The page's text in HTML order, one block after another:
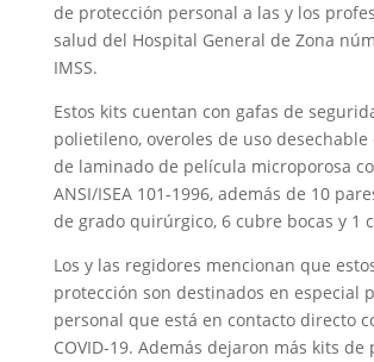
de protección personal a las y los
salud del Hospital General de Zona
IMSS.
Estos kits cuentan con gafas de
polietileno, overoles de uso desechable
de laminado de película microporosa
ANSI/ISEA 101-1996, además de 10
de grado quirúrgico, 6 cubre bocas y 1
Los y las regidores mencionan que
protección son destinados en especial
personal que está en contacto directo
COVID-19. Además dejaron más kits de